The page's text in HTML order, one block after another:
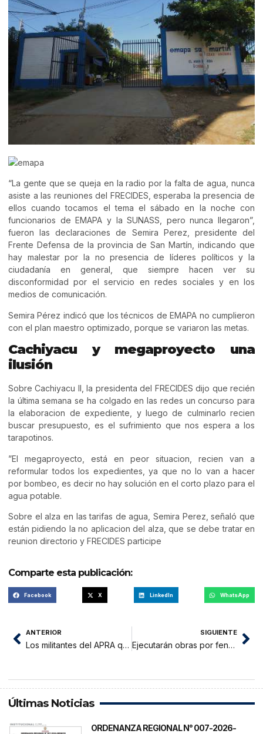
“La gente que se queja en la radio por la falta de agua, nunca
asiste a las reuniones del FRECIDES, esperaba la presencia de
ellos cuando tocamos el tema el sábado en la noche con
funcionarios de EMAPA y la SUNASS, pero nunca llegaron”,
fueron las declaraciones de Semira Perez, presidente del
Frente Defensa de la provincia de San Martín, indicando que
hay malestar por la no presencia de líderes políticos y la
ciudadanía en general, que siempre hacen ver su
disconformidad por el servicio en redes sociales y en los
medios de comunicación.
Semira Pérez indicó que los técnicos de EMAPA no cumplieron
con el plan maestro optimizado, porque se variaron las metas.
Cachiyacu y megaproyecto una
ilusión
Sobre Cachiyacu II, la presidenta del FRECIDES dijo que recién
la última semana se ha colgado en las redes un concurso para
la elaboracion de expediente, y luego de culminarlo recien
buscar presupuesto, es el sufrimiento que nos espera a los
tarapotinos.
”El megaproyecto, está en peor situacion, recien van a
reformular todos los expedientes, ya que no lo van a hacer
por bombeo, es decir no hay solución en el corto plazo para el
agua potable.
Sobre el alza en las tarifas de agua, Semira Perez, señaló que
están pidiendo la no aplicacion del alza, que se debe tratar en
reunion directorio y FRECIDES participe
Comparte esta publicación:
Facebook X LinkedIn WhatsApp
ANTERIOR
Los militantes del APRA que quieren postular al Congreso
SIGUIENTE
Ejecutarán obras por fenómeno El Niño con presupuesto gestionado por Noriega
Últimas Noticias
ORDENANZA REGIONAL N° 007-2026-